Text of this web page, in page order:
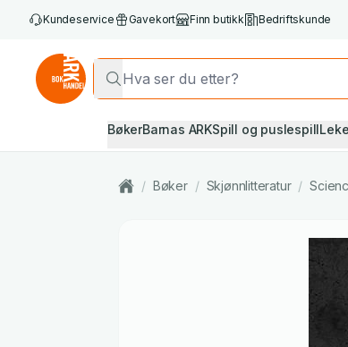
Kundeservice Gavekort Finn butikk Bedriftskunde
BøkerBarnas ARKSpill og puslespill
/ Bøker / Skjønnlitteratur /